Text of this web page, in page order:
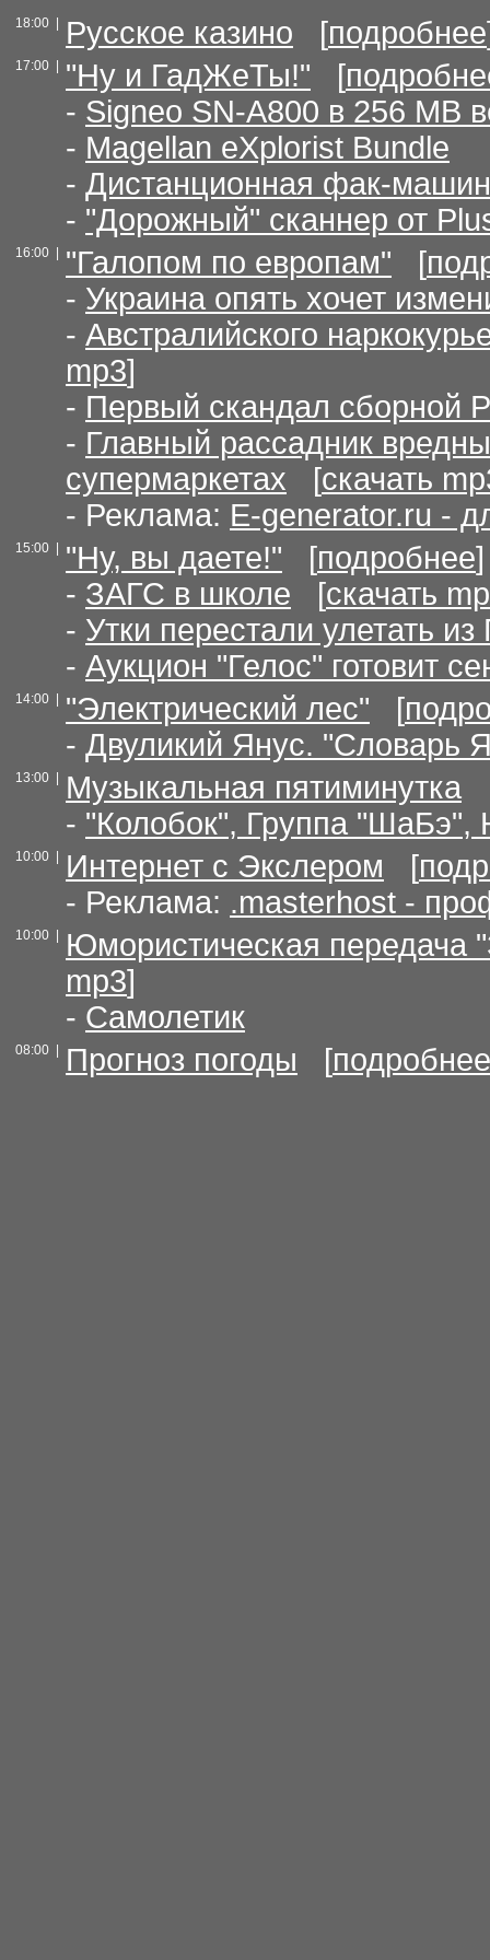
18:00 | Русское казино [подробнее
17:00 | "Ну и ГадЖеТы!" [
- Signeo SN-A800 в 256 МВ
- Magellan eXplorist Bundle
- Дистанционная фак-
- "Дорожный" сканнер от
16:00 | "Галопом по европам" [
- Украина опять хочет
- Австралийского
mp3]
- Первый скандал сборной
- Главный рассадник
супермаркетах [скачать
- Реклама: E-generator.ru -
15:00 | "Ну, вы даете!" [подробнее]
- ЗАГС в школе [скачать
- Утки перестали улетать
- Аукцион "Гелос" готовит
14:00 | "Электрический лес" [
- Двуликий Янус. "Словарь
13:00 | Музыкальная пятиминутка
- "Колобок", Группа
10:00 | Интернет с Экслером [
- Реклама: .masterhost -
10:00 |
Юмористическая
mp3]
- Самолетик
08:00 | Прогноз погоды [подробнее